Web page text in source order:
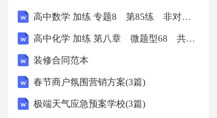
性化服务提高理赔效率根据市场需求和客户反
馈不断改进产品设计为客户提供个性化的保险
方案和定制化的服务加强理赔流程管理，提高
理赔速度和客户满意度产品设计和服务能力完
善体系提升保险安全性风险定价模型根据风险
司内部业务进行全面监管和审核全面风险评估
高中数学 加练 专题8 第85练 非对称韦达定理
高中化学 加练 第八章 微题型68 共价键极性 分子极性 氢键对物质性质的影响
装修合同范本
春节商户氛围营销方案(3篇)
极端天气应急预案学校(3篇)